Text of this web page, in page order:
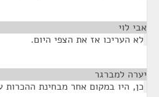
אבי לוי
לא העריכו אז את הצפי היום.
יערה למברגר
כן, היו במקום אחר מבחינת ההכרות